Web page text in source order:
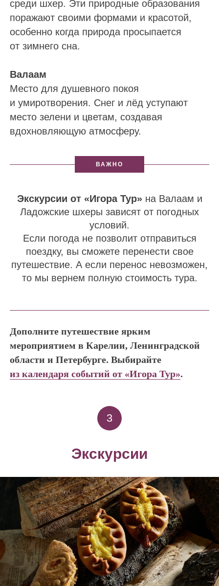
среди шхер. Эти природные образования
поражают своими формами и красотой,
особенно когда природа просыпается
от зимнего сна.
Валаам
Место для душевного покоя
и умиротворения. Снег и лёд уступают
место зелени и цветам, создавая
вдохновляющую атмосферу.
ВАЖНО
Экскурсии от «Игора Тур»на Валаам и
Ладожские шхеры зависят от погодных
условий.
Если погода не позволит отправиться
поездку, вы сможете перенести свое
путешествие. А если перенос невозможен,
то мы вернем полную стоимость тура.
Дополните путешествие ярким
мероприятием в Карелии, Ленинградской
области и Петербурге. Выбирайте
из календаря событий от «Игора Тур».
3
Экскурсии